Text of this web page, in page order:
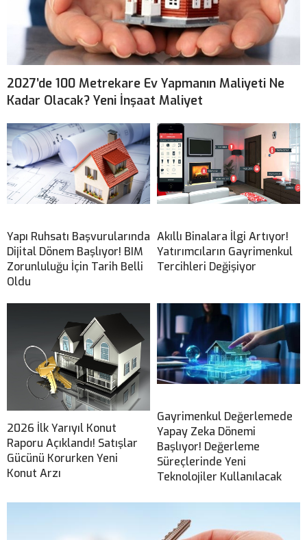
2027’de 100 Metrekare Ev Yapmanın Maliyeti Ne
Kadar Olacak? Yeni İnşaat Maliyet
Yapı Ruhsatı Başvurularında
Dijital Dönem Başlıyor! BIM
Zorunluluğu İçin Tarih Belli
Oldu
Akıllı Binalara İlgi Artıyor!
Yatırımcıların Gayrimenkul
Tercihleri Değişiyor
2026 İlk Yarıyıl Konut
Raporu Açıklandı! Satışlar
Gücünü Korurken Yeni
Konut Arzı
Gayrimenkul Değerlemede
Yapay Zeka Dönemi
Başlıyor! Değerleme
Süreçlerinde Yeni
Teknolojiler Kullanılacak